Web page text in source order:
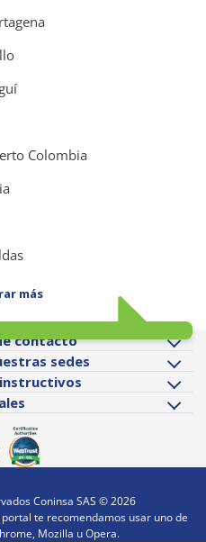
Colombia
más
contacto
sedes
Coninsa SAS ©2026
te recomendamos usar uno de
Mozilla u Opera.